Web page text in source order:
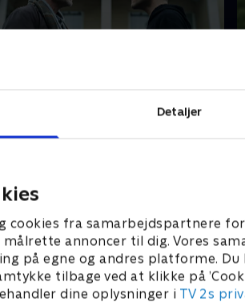
Detaljer
cookies fra samarbejdspartnere
annoncer til dig. Vores
på egne og andres platforme.
tilbage ved at klikke på
dine oplysninger i TV 2s
september 2022 • 50 min